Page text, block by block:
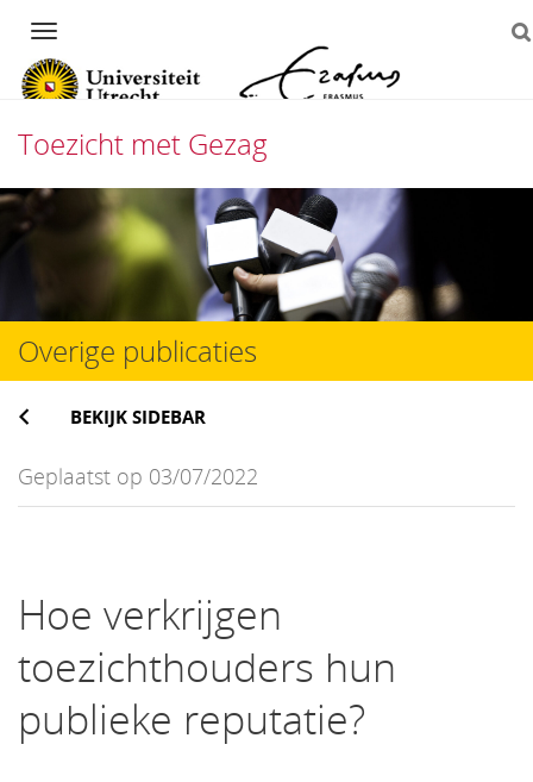
Navigation
Toezicht met Gezag
Direct
inhoud
Overige publicaties
BEKIJK SIDEBAR
Geplaatst op 03/07/2022
Hoe verkrijgen
toezichthouders hun
publieke reputatie?